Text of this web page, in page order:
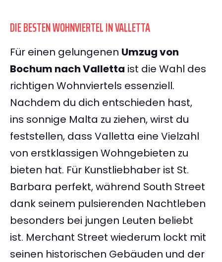
DIE BESTEN WOHNVIERTEL IN VALLETTA
Für einen gelungenen Umzug von
Bochum nach Valletta ist die Wahl des
richtigen Wohnviertels essenziell.
Nachdem du dich entschieden hast,
ins sonnige Malta zu ziehen, wirst du
feststellen, dass Valletta eine Vielzahl
von erstklassigen Wohngebieten zu
bieten hat. Für Kunstliebhaber ist St.
Barbara perfekt, während South Street
dank seinem pulsierenden Nachtleben
besonders bei jungen Leuten beliebt
ist. Merchant Street wiederum lockt mit
seinen historischen Gebäuden und der